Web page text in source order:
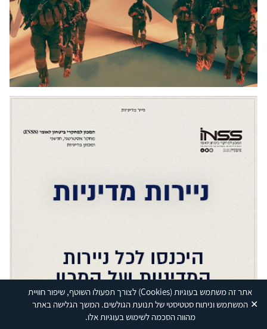
אתר זה משתמש בעוגיות(Cookies) לצורך תפעולו השוטף, שיפור חוויית
המשתמש וניתוח סטטיסטי של תנועת הגולשים. המשך הגלישה באתר
מהווה הסכמה לשימוש בעוגיות אלו.
✕